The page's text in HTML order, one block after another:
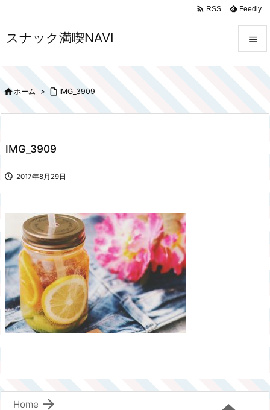
スナック満喫NAVI 

メニュ

サイド
 RSS Feedly
ホーム >  IMG_3909
IMG_3909
 2017年8月29日

Home